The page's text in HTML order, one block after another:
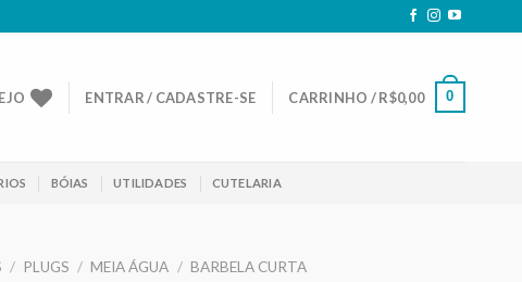
ENTRAR / CADASTRE-SE CARRINHO /R$0,00 0
BÓIAS UTILIDADES CUTELARIA
/ PLUGS / MEIA ÁGUA / BARBELA CURTA